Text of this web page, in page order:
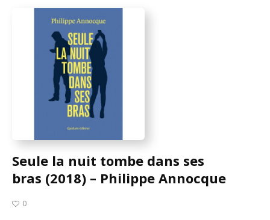
Seule la nuit tombe dans ses
bras (2018) – Philippe Annocque
0